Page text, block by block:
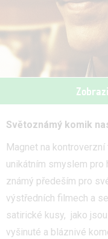
Světoznámý komik
Magnet na
unikátním smyslem pro
známý předeším pro
výstředních filmech a
satirické kusy, jako jsou
vyšinuté a bláznivé